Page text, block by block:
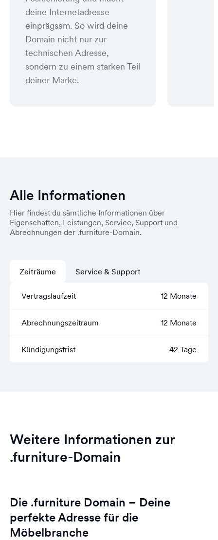
deine Internetadresse
einprägsam. So wird deine
Domain nicht nur zur
technischen Adresse,
sondern zu einem starken Teil
deiner Marke.
Alle Informationen
Hier findest du sämtliche Informationen über
Eigenschaften, Leistungen, Service, Support und
Abrechnungen der .furniture-Domain.
Zeiträume
Vertragslaufzeit 12 Monate
Abrechnungszeitraum 12 Monate
Kündigungsfrist 42 Tage
Service & Support
Weitere Informationen zur
.furniture-Domain
Die .furniture Domain – Deine
perfekte Adresse für die
Möbelbranche